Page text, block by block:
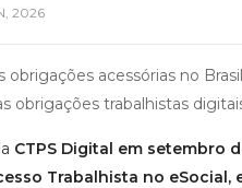
2026
obrigações acessórias no
obrigações trabalhistas
CTPS Digital em setembro
Trabalhista no eSocial,